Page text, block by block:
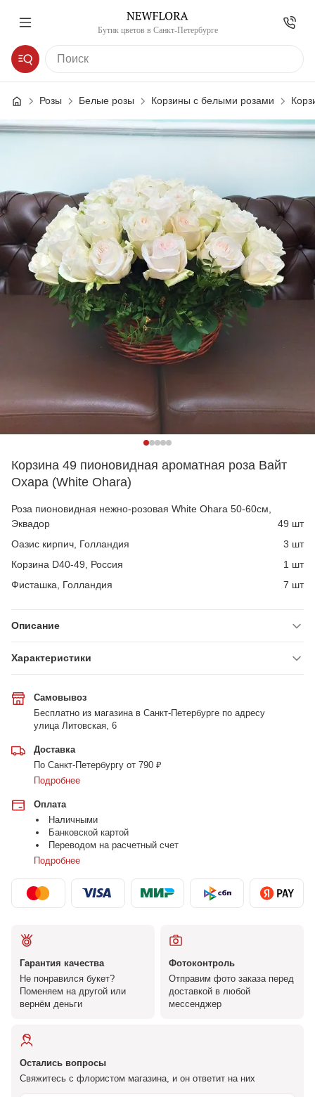
Бутик цветов в Санкт-Петербурге
Розы Белые розы Корзины с белыми розами
Корзина 49 пионовидная ароматная роза Вайт
Охара (White Ohara)
Роза пионовидная нежно-розовая White Ohara 50-60см,
Эквадор
49 шт
Оазис кирпич, Голландия
3 шт
Корзина D40-49, Россия
1 шт
Фисташка, Голландия
7 шт
Описание
Характеристики
Самовывоз
Бесплатно из магазина в Санкт-Петербурге по адресу
улица Литовская, 6
Доставка
По Санкт-Петербургу от 790 ₽
Подробнее
Оплата
Наличными
Банковской картой
Переводом на расчетный счет
Подробнее
Гарантия качества
Не понравился букет?
Поменяем на другой или
вернём деньги
Фотоконтроль
Отправим фото заказа перед
доставкой в любой
мессенджер
Остались вопросы
Свяжитесь с флористом магазина, и он ответит на них